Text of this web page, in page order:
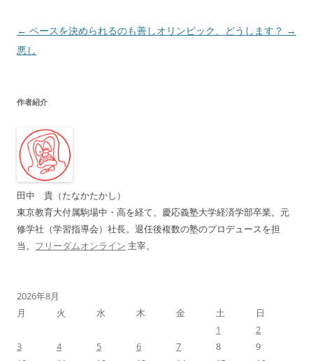
投
稿
ゲ
シ
ョ
← ペースを決められるのも善し
悪し
オリンピック、どうします？ →
作者紹介
田中 貴（たなかたかし）
東京教育大付属駒場中・高を経て、慶応義塾大学経済学部卒業。元
修学社（学習指導会）社長。退任後複数の塾のプロデュースを担
当。 フリーダムオンライン 主宰。
2026年8月
月
火 水 木 金 土
日
1
2
3
4 5 6 7 8
9